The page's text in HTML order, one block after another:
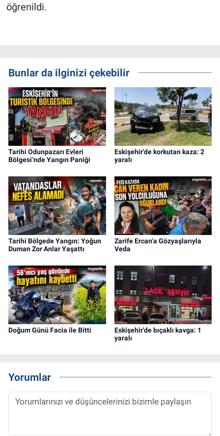
öğrenildi.
Bunlar da ilginizi çekebilir
Tarihi Odunpazarı Evleri
Bölgesi’nde Yangın Paniği
Eskişehir'de korkutan kaza: 2
yaralı
Tarihi Bölgede Yangın: Yoğun
Duman Zor Anlar Yaşattı
Zarife Ercan’a Gözyaşlarıyla
Veda
Doğum Günü Facia ile Bitti
Eskişehir'de bıçaklı kavga: 1
yaralı
Yorumlar